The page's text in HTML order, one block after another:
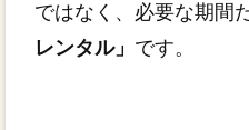
ではなく、必要な期間
レンタル」 です。